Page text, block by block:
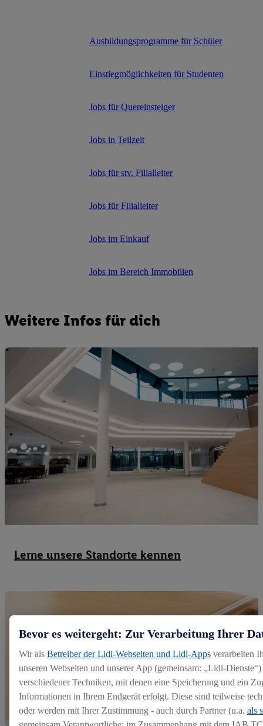
Ausbildungsprogramme für Schüler
Einstiegmöglichkeiten für Studenten
Jobs für Quereinsteiger
Jobs in Teilzeit
Jobs für stv. Filialleiter
Jobs für Filialleiter
Jobs im Einkauf
Jobs im Bereich Immobilien
Weitere Infos für dich
Lerne unsere Standorte kennen
Bevor es weitergeht: Zur Verarbeitung Ihrer
Wir als Betreiber der Lidl-Webseiten und Lidl-Apps verarbeiten
unseren Webseiten und unserer App (gemeinsam: „Lidl-
verschiedener Techniken, mit denen eine Speicherung und ein
Informationen in Ihrem Endgerät erfolgt. Diese sind teilweise
oder werden mit Ihrer Zustimmung - auch durch Partner (u.a. als